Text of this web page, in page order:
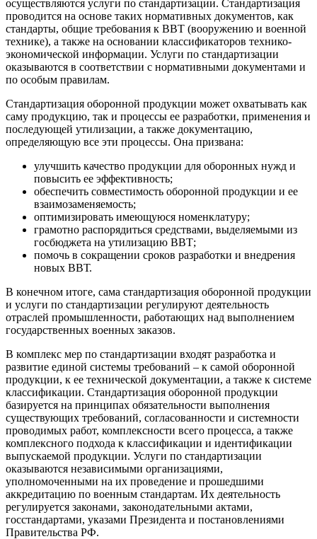
осуществляются услуги по стандартизации. Стандартизация
проводится на основе таких нормативных документов, как
стандарты, общие требования к ВВТ (вооружению и военной
технике), а также на основании классификаторов технико-
экономической информации. Услуги по стандартизации
оказываются в соответствии с нормативными документами и
по особым правилам.
Стандартизация оборонной продукции может охватывать как
саму продукцию, так и процессы ее разработки, применения и
последующей утилизации, а также документацию,
определяющую все эти процессы. Она призвана:
улучшить качество продукции для оборонных нужд и
повысить ее эффективность;
обеспечить совместимость оборонной продукции и ее
взаимозаменяемость;
оптимизировать имеющуюся номенклатуру;
грамотно распорядиться средствами, выделяемыми из
госбюджета на утилизацию ВВТ;
помочь в сокращении сроков разработки и внедрения
новых ВВТ.
В конечном итоге, сама стандартизация оборонной продукции
и услуги по стандартизации регулируют деятельность
отраслей промышленности, работающих над выполнением
государственных военных заказов.
В комплекс мер по стандартизации входят разработка и
развитие единой системы требований – к самой оборонной
продукции, к ее технической документации, а также к системе
классификации. Стандартизация оборонной продукции
базируется на принципах обязательности выполнения
существующих требований, согласованности и системности
проводимых работ, комплексности всего процесса, а также
комплексного подхода к классификации и идентификации
выпускаемой продукции. Услуги по стандартизации
оказываются независимыми организациями,
уполномоченными на их проведение и прошедшими
аккредитацию по военным стандартам. Их деятельность
регулируется законами, законодательными актами,
госстандартами, указами Президента и постановлениями
Правительства РФ.